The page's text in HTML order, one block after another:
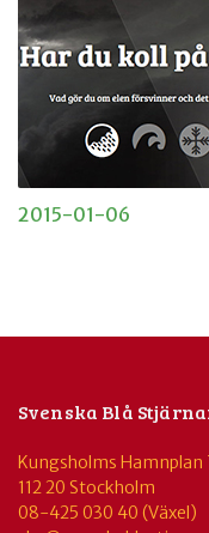
2015-01-06
Svenska Blå
Kungsholms Hamnplan
112 20 Stockholm
08-425 030 40 (Växel)